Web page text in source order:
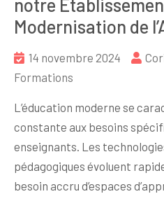
notre
Modernisation de
14 novembre 2024
Formations
L’éducation moderne se
constante aux besoins
enseignants. Les
pédagogiques évoluent
besoin accru d’espaces